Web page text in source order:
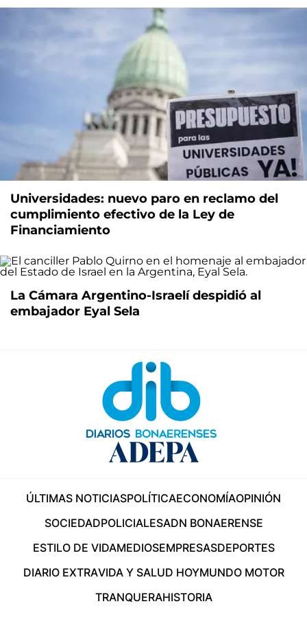
Universidades: nuevo paro en reclamo del
cumplimiento efectivo de la Ley de
Financiamiento
La Cámara Argentino-Israelí despidió al
embajador Eyal Sela
ÚLTIMAS NOTICIASPOLÍTICAECONOMÍAOPINIÓN
SOCIEDADPOLICIALESADN BONAERENSE
ESTILO DE VIDAMEDIOSEMPRESASDEPORTES
DIARIO EXTRAVIDA Y SALUD HOYMUNDO MOTOR
TRANQUERAHISTORIA